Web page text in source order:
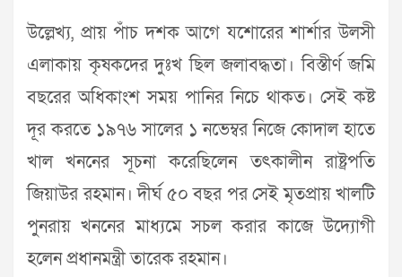
উল্লেখ্য, প্রায় পাঁচ দশক আগে যশোরের শার্শার উলসী
এলাকায় কৃষকদের দুঃখ ছিল জলাবদ্ধতা। বিস্তীর্ণ জমি
বছরের অধিকাংশ সময় পানির নিচে থাকত। সেই কষ্ট
দূর করতে ১৯৭৬ সালের ১ নভেম্বর নিজে কোদাল হাতে
খাল খননের সূচনা করেছিলেন তৎকালীন রাষ্ট্রপতি
জিয়াউর রহমান। দীর্ঘ ৫০ বছর পর সেই মৃতপ্রায় খালটি
পুনরায় খননের মাধ্যমে সচল করার কাজে উদ্যোগী
হলেন প্রধানমন্ত্রী তারেক রহমান।